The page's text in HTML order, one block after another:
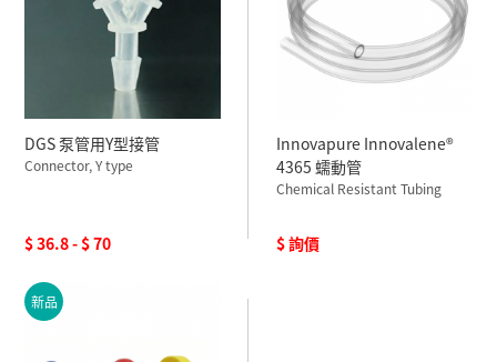
DGS 泵管用Y型接管
Connector, Y type
$ 36.8 - $ 70
Innovapure Innovalene®
4365 蠕動管
Chemical Resistant Tubing
$ 詢價
新品